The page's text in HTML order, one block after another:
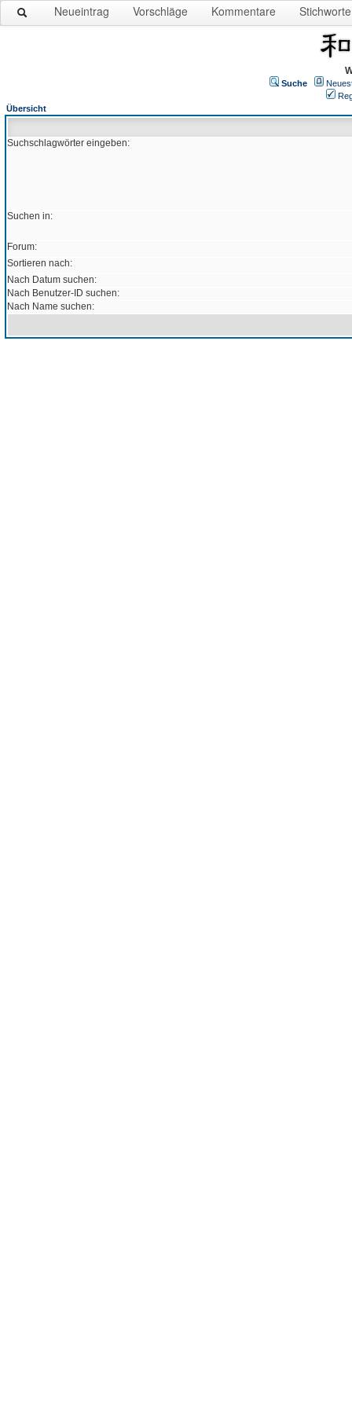
Neueintrag Vorschläge Kommentare Stichworte
Suche
Übersicht
Suchschlagwörter eingeben:
Suchen in:
Forum:
Sortieren nach:
Nach Datum suchen:
Nach Benutzer-ID suchen:
Nach Name suchen: